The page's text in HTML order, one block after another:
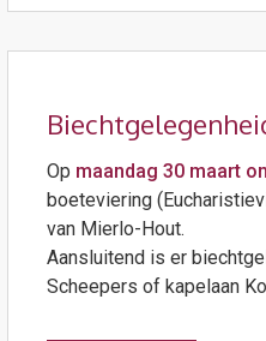
Op maandag 30 maart
boeteviering
van Mierlo-Hout.
Aansluitend is er
Scheepers of kapelaan